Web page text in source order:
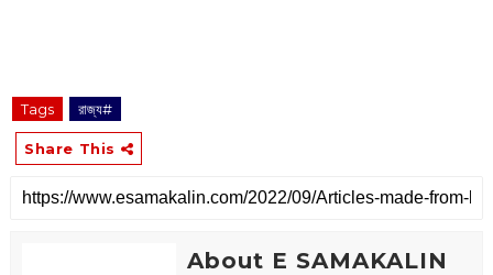
Tags রাজ্য#
Share This
About E SAMAKALIN